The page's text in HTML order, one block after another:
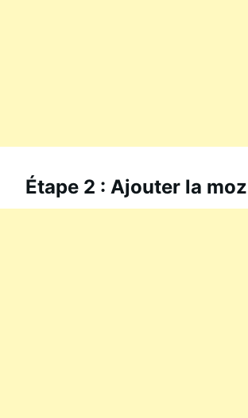
Étape 2 : Ajouter la